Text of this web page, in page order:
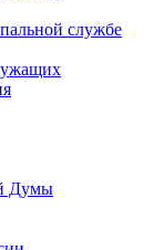
службе
Думы